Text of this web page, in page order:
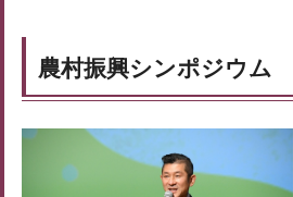
農村振興シンポジウム